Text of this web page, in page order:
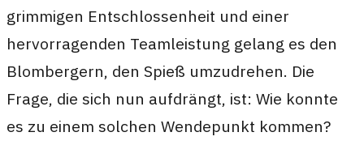
grimmigen Entschlossenheit und einer
hervorragenden Teamleistung gelang es den
Blombergern, den Spieß umzudrehen. Die
Frage, die sich nun aufdrängt, ist: Wie konnte
es zu einem solchen Wendepunkt kommen?